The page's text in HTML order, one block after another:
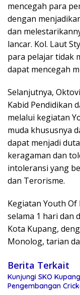
mencegah para
dengan
dan
lancar. Kol. Laut
para pelajar tidak
dapat mencegah
Selanjutnya,
Kabid Pendidikan
melalui kegiatan
muda khususnya
dapat menjadi
keragaman dan
intoleransi yang
dan Terorisme.
Kegiatan Youth
selama 1 hari dan
Kota Kupang,
Monolog, tarian
Berita Terkait
Kunjungi SKO
Pengembangan